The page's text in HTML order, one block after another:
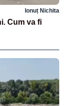
Ionuț Nichita
Cum va fi